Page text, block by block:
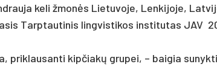
ke­li žmonės Lie­tu­vo­je, Len­ki­jo­je,
Tarp­tau­ti­nis ling­vis­ti­kos ins­ti­tu­tas JAV
pri­klau­san­ti kip­čiakų gru­pei, – bai­gia